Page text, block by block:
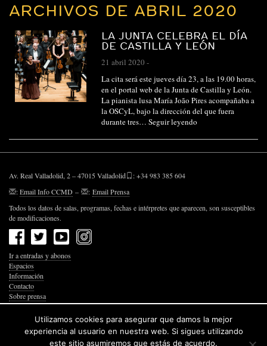
MIGUEL
DELIBES
::
ARCHIVO
ARCHIVOS DE ABRIL 2020
LA JUNTA CELEBRA EL DÍA
DE CASTILLA Y LEÓN
21 abril 2020 -
La cita será este jueves día 23, a las 19.00 horas,
en el portal web de la Junta de Castilla y León.
La pianista lusa María João Pires acompañaba a
la OSCyL, bajo la dirección del que fuera
durante tres… Seguir leyendo
Av. Real Valladolid, 2 – 47015 Valladolid
: +34 983 385 604
:Email Info CCMD – : Email Prensa
Todos los datos de salas, programas, fechas e intérpretes que aparecen, son susceptibles
de modificaciones.
Ir a entradas y abonos
Espacios
Información
Contacto
Sobre prensa
Política de Privacidad
Política de Cookies
Accesibilidad Web
Utilizamos cookies para asegurar que damos la mejor
experiencia al usuario en nuestra web. Si sigues utilizando
este sitio asumiremos que estás de acuerdo.